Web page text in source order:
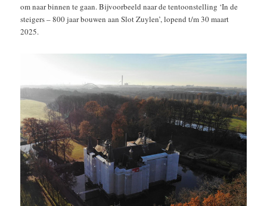
om naar binnen te gaan. Bijvoorbeeld naar de tentoonstelling ‘In de
steigers – 800 jaar bouwen aan Slot Zuylen’, lopend t/m 30 maart
2025.